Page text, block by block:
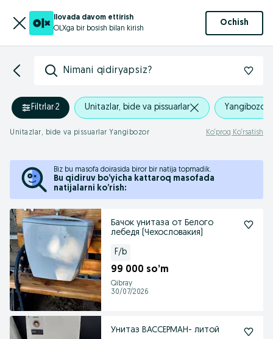
Ilovada davom ettirish
OLXga bir bosish bilan kirish
Ochish
Nimani qidiryapsiz?
Filtrlar·2 Unitazlar, bide va pissuarlar Yangibozor
Unitazlar, bide va pissuarlar Yangibozor Ko‘proq Ko‘rsatish
Biz bu masofa doirasida biror bir natija topmadik.
Bu qidiruv bo’yicha kattaroq masofada
natijalarni ko’rish:
Бачок унитаза от Белого
лебедя (Чехословакия)
F/b
99 000 so’m
Qibray
30/07/2026
Унитаз ВАССЕРМАН- литой